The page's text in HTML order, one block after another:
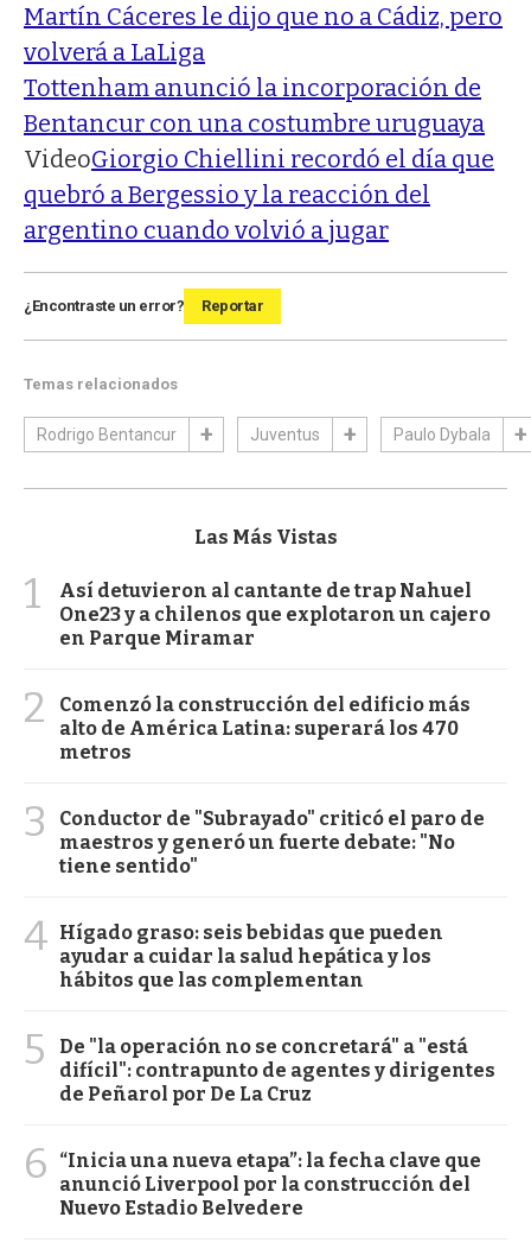
Martín Cáceres le dijo que no a Cádiz, pero
volverá a LaLiga
Tottenham anunció la incorporación de
Bentancur con una costumbre uruguaya
VideoGiorgio Chiellini recordó el día que
quebró a Bergessio y la reacción del
argentino cuando volvió a jugar
¿Encontraste un error? Reportar
Temas relacionados
Rodrigo Bentancur Juventus Paulo Dybala
Las Más Vistas
1
Así detuvieron al cantante de trap Nahuel
One23 y a chilenos que explotaron un cajero
en Parque Miramar
2
Comenzó la construcción del edificio más
alto de América Latina: superará los 470
metros
3
Conductor de "Subrayado" criticó el paro de
maestros y generó un fuerte debate: "No
tiene sentido"
4 Hígado graso: seis bebidas que pueden
ayudar a cuidar la salud hepática y los
hábitos que las complementan
5
De "la operación no se concretará" a "está
difícil": contrapunto de agentes y dirigentes
de Peñarol por De La Cruz
6
“Inicia una nueva etapa”: la fecha clave que
anunció Liverpool por la construcción del
Nuevo Estadio Belvedere